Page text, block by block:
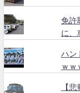
免許
に、
ハン
ｗｗ
【